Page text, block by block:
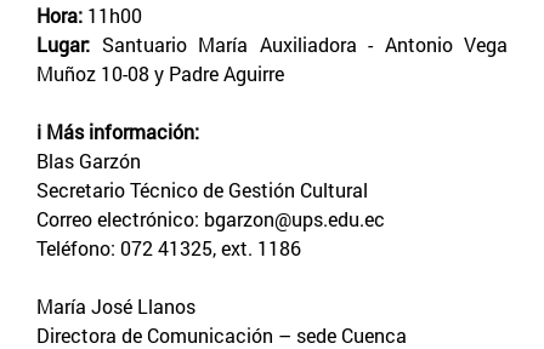
Hora: 11h00
Lugar: Santuario María Auxiliadora - Antonio Vega
Muñoz 10-08 y Padre Aguirre
ℹ️ Más información:
Blas Garzón
Secretario Técnico de Gestión Cultural
Correo electrónico: bgarzon@ups.edu.ec
Teléfono: 072 41325, ext. 1186
María José Llanos
Directora de Comunicación – sede Cuenca